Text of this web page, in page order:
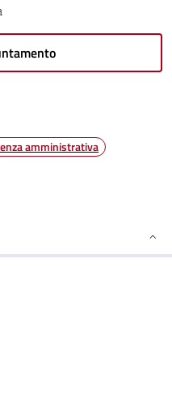
amministrativa